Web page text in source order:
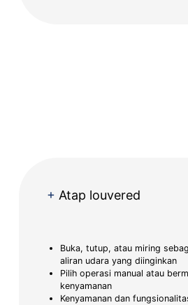
+Atap louvered
Buka, tutup, atau miring
aliran udara yang diinginkan
Pilih operasi manual atau
kenyamanan
Kenyamanan dan